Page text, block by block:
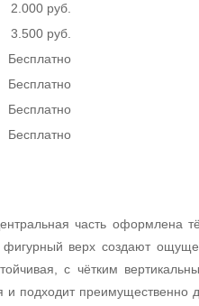
2.000 руб.
3.500 руб.
Бесплатно
Бесплатно
Бесплатно
Бесплатно
часть оформлена
верх создают
с чётким
и подходит преимущественно